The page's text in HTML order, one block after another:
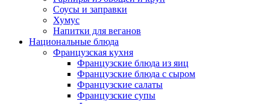
Соусы и заправки
Хумус
Напитки для веганов
Национальные блюда
Французская кухня
Французские блюда из яиц
Французские блюда с сыром
Французские салаты
Французские супы